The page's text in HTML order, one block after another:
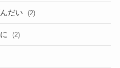
だい (2)
(2)